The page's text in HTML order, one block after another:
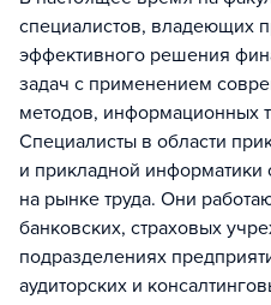
специалистов, владеющих
эффективного решения
задач с применением
методов, информационных
Специалисты в области
и прикладной информатики
на рынке труда. Они
банковских, страховых
подразделениях
аудиторских и